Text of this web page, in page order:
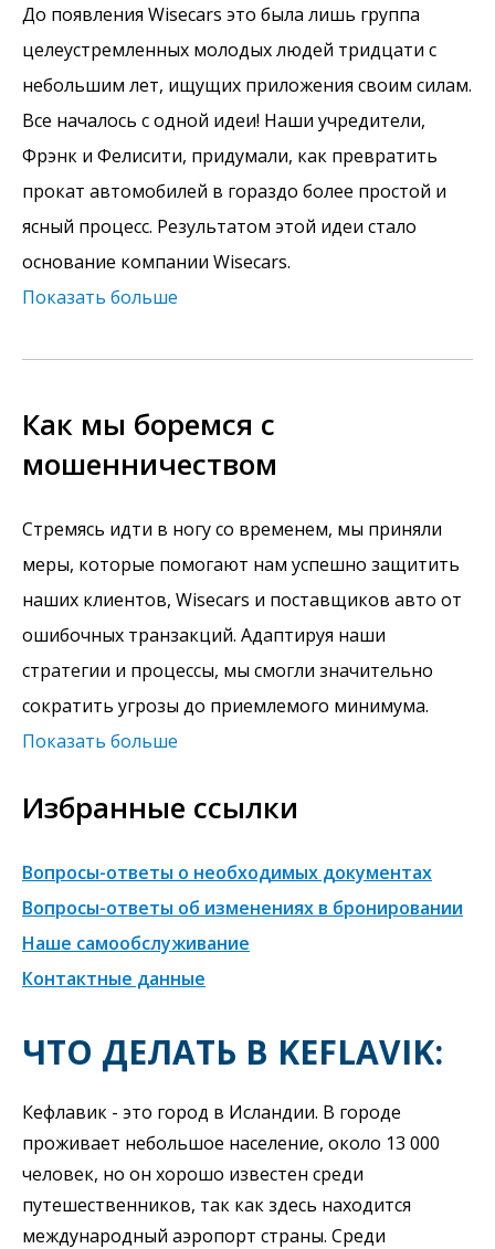
До появления Wisecars это была лишь группа
целеустремленных молодых людей тридцати с
небольшим лет, ищущих приложения своим силам.
Все началось с одной идеи! Наши учредители,
Фрэнк и Фелисити, придумали, как превратить
прокат автомобилей в гораздо более простой и
ясный процесс. Результатом этой идеи стало
основание компании Wisecars.
Показать больше
Как мы боремся с
мошенничеством
Стремясь идти в ногу со временем, мы приняли
меры, которые помогают нам успешно защитить
наших клиентов, Wisecars и поставщиков авто от
ошибочных транзакций. Адаптируя наши
стратегии и процессы, мы смогли значительно
сократить угрозы до приемлемого минимума.
Показать больше
Избранные ссылки
Вопросы-ответы о необходимых документах
Вопросы-ответы об изменениях в бронировании
Наше самообслуживание
Контактные данные
ЧТО ДЕЛАТЬ В KEFLAVIK:
Кефлавик - это город в Исландии. В городе
проживает небольшое население, около 13 000
человек, но он хорошо известен среди
путешественников, так как здесь находится
международный аэропорт страны. Среди